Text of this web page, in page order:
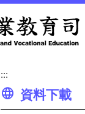
:::
資料下載